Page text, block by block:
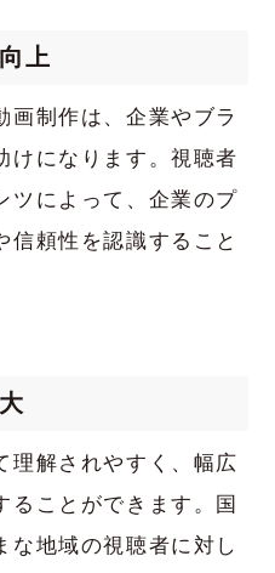
上
画制作は、企業やブラ
けになります。視聴者
ツによって、企業のプ
信頼性を認識すること
理解されやすく、幅広
ることができます。国
な地域の視聴者に対し